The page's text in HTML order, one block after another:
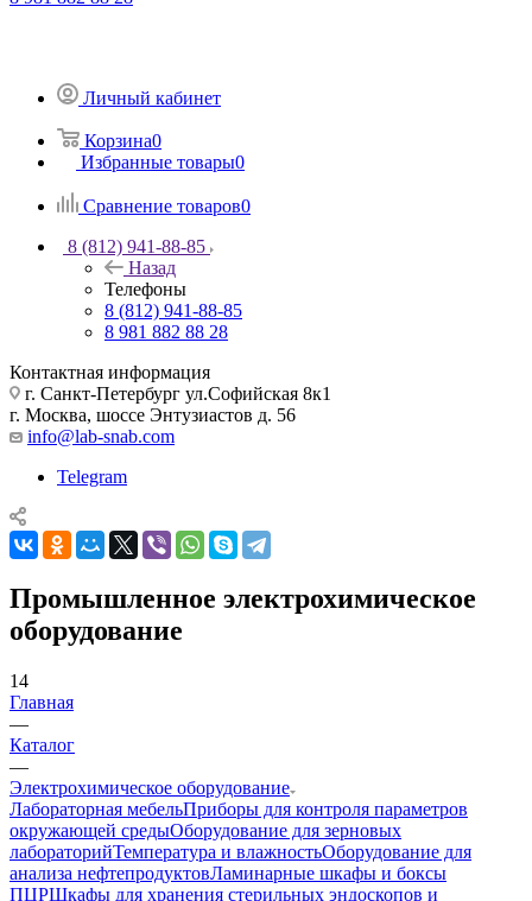
Личный кабинет
Корзина0
Избранные товары0
Сравнение товаров0
8 (812) 941-88-85
Назад
Телефоны
8 (812) 941-88-85
8 981 882 88 28
Контактная информация
г. Санкт-Петербург ул.Софийская 8к1
г. Москва, шоссе Энтузиастов д. 56
info@lab-snab.com
Telegram
Промышленное электрохимическое
оборудование
14
Главная
—
Каталог
—
Электрохимическое оборудование
Лабораторная мебельПриборы для контроля параметров
окружающей средыОборудование для зерновых
лабораторийТемпература и влажностьОборудование для
анализа нефтепродуктовЛаминарные шкафы и боксы
ПЦРШкафы для хранения стерильных эндоскопов и